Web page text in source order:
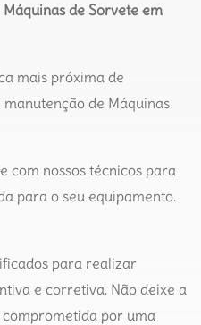
de Sorvete em
mais próxima de
de Máquinas
com nossos técnicos para
para o seu equipamento.
para realizar
e corretiva. Não deixe a
por uma